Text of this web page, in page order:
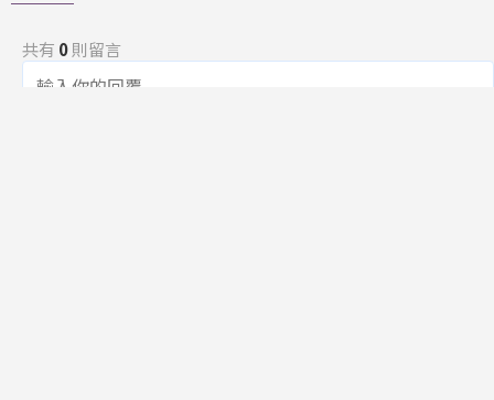
共有 0則留言